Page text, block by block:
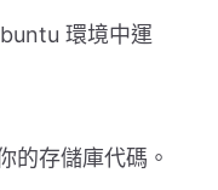
環境中運
的存儲庫代碼。